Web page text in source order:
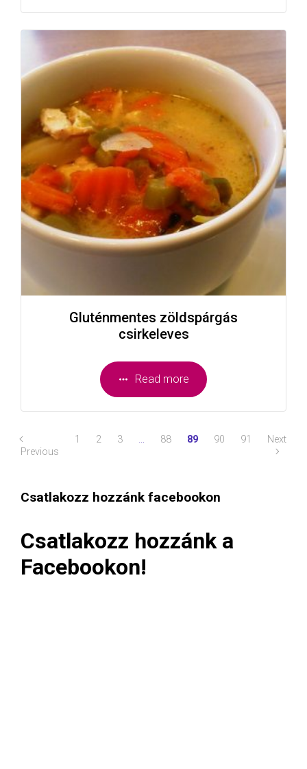
Gluténmentes zöldspárgás
csirkeleves
Read more
Previous
1 2 3 … 88 89 90 91 Next
Csatlakozz hozzánk facebookon
Csatlakozz hozzánk a
Facebookon!